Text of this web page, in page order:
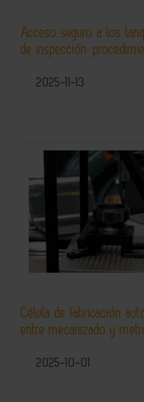
Acceso seguro a los
de inspección:
2025-11-13
Célula de fabricación
entre mecanizado y
2025-10-01